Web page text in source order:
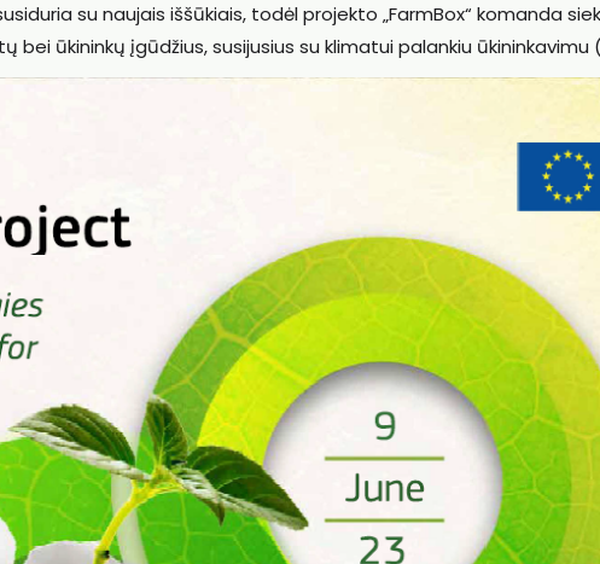
su naujais iššūkiais, todėl projekto „FarmBox“ komanda
ūkininkų įgūdžius, susijusius su klimatui palankiu ūkininkavimu